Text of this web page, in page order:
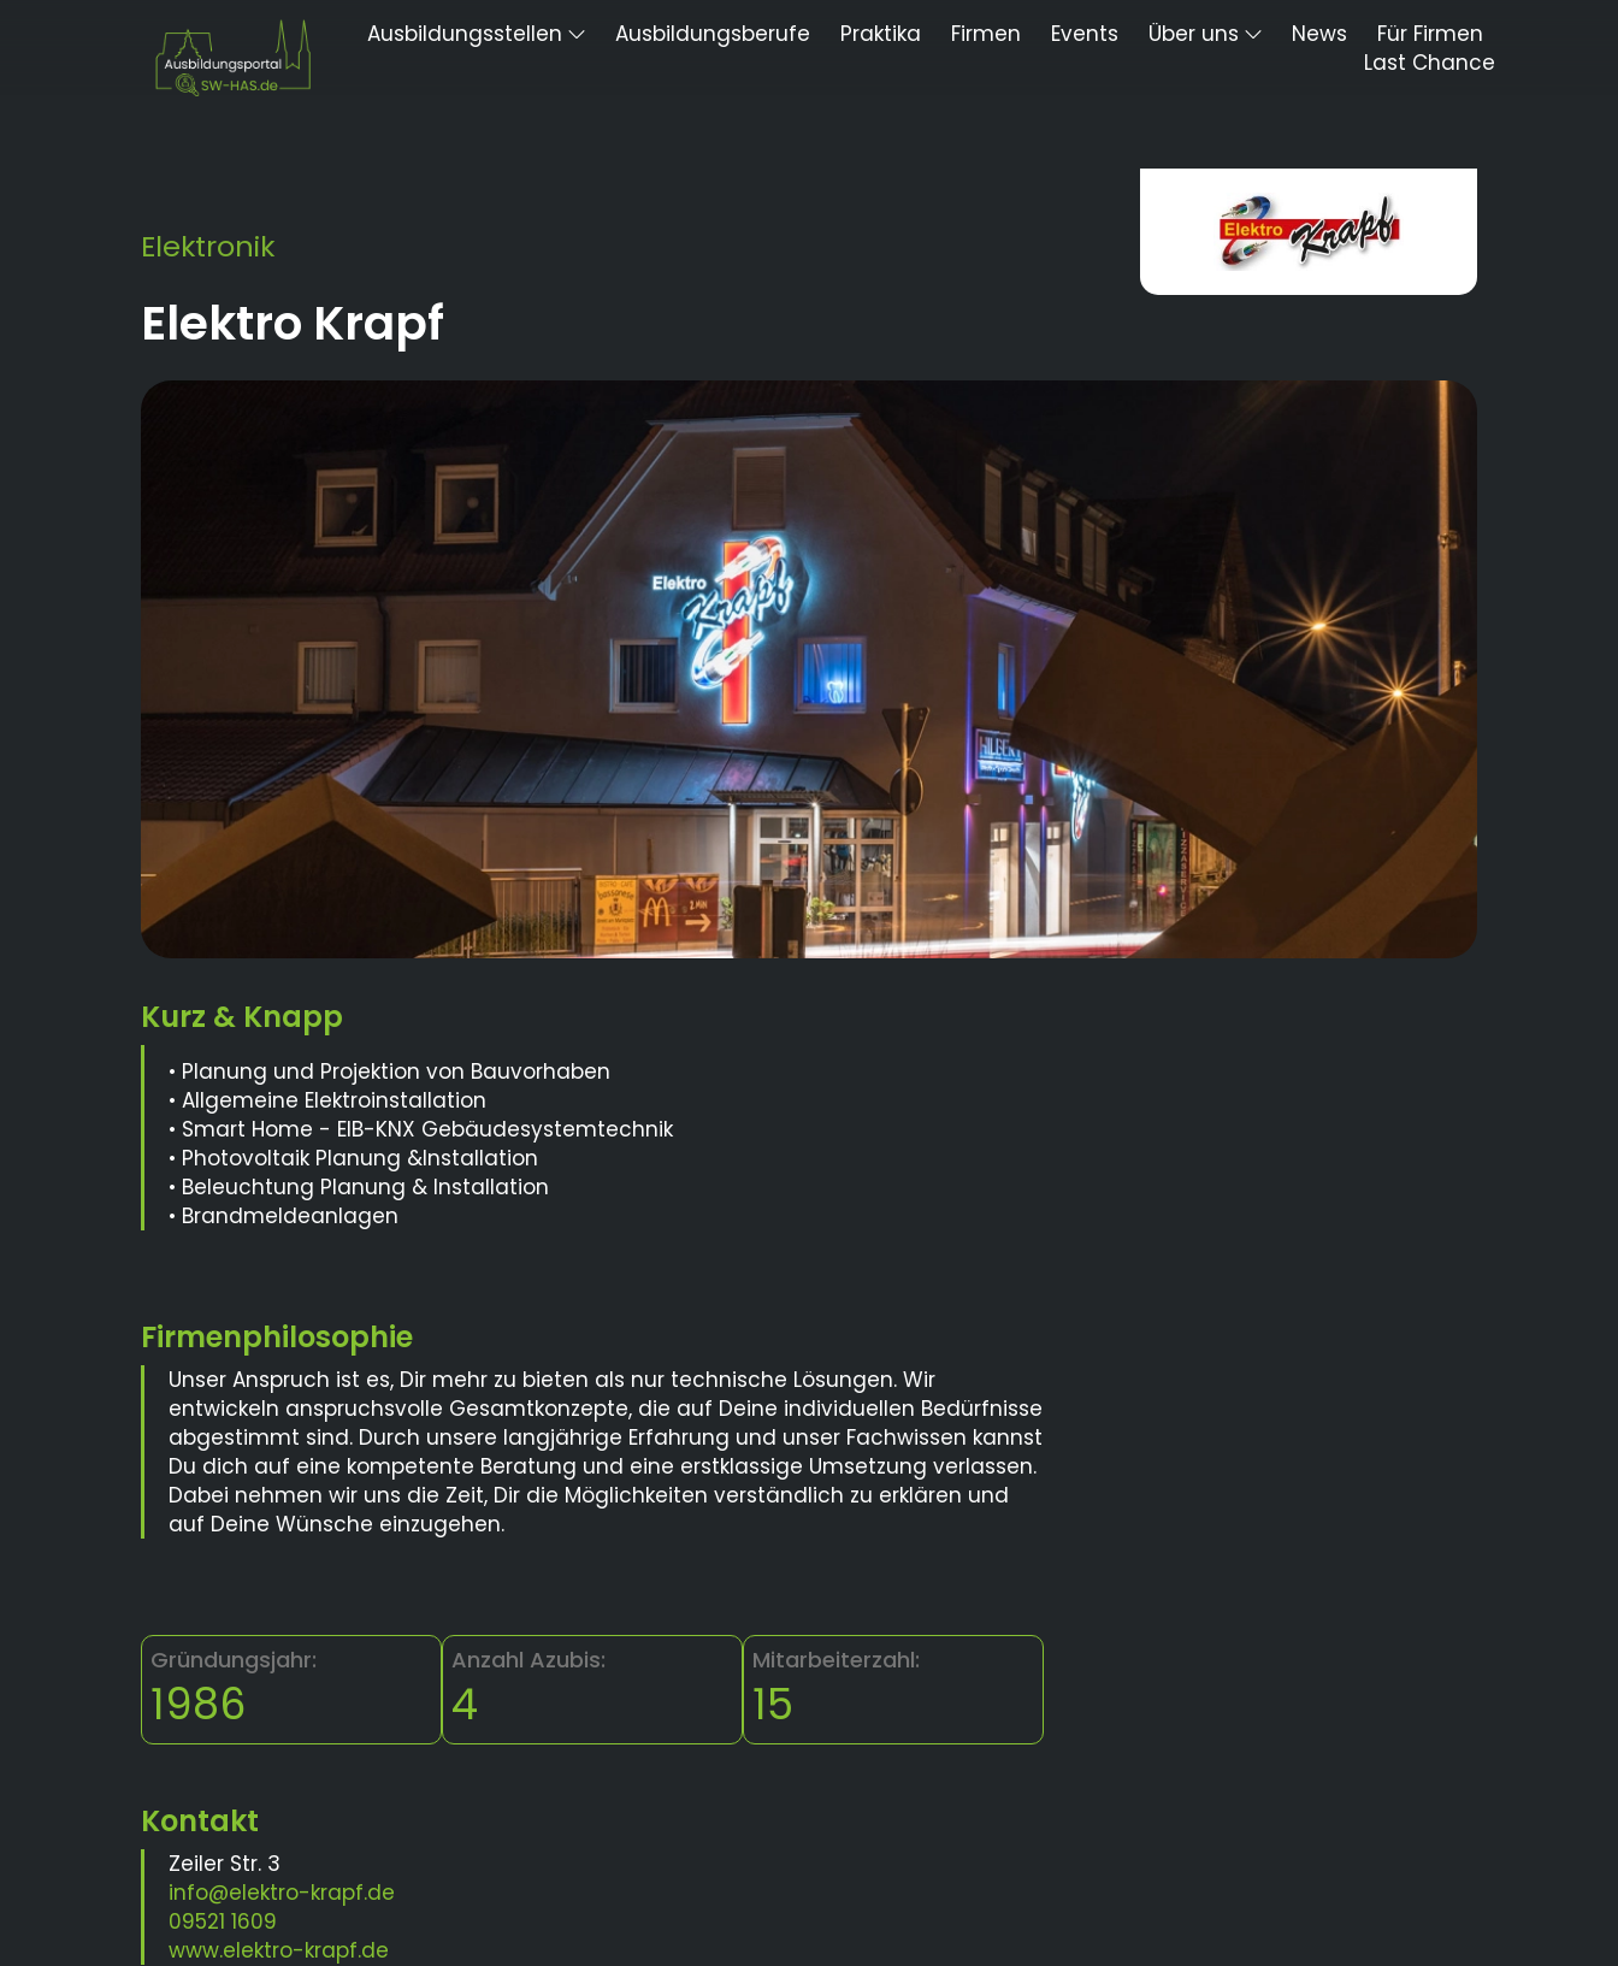
Ausbildungsstellen Ausbildungsberufe Praktika Firmen Events Über uns News
Für Firmen
Last Chance
Elektronik
Elektro Krapf
• Planung und Projektion von Bauvorhaben
• Allgemeine Elektroinstallation
• Smart Home - EIB-KNX Gebäudesystemtechnik
• Photovoltaik Planung &Installation
• Beleuchtung Planung & Installation
• Brandmeldeanlagen
Unser Anspruch ist es, Dir mehr zu bieten als nur technische Lösungen. Wir
entwickeln anspruchsvolle Gesamtkonzepte, die auf Deine individuellen Bedürfnisse
abgestimmt sind. Durch unsere langjährige Erfahrung und unser Fachwissen kannst
Du dich auf eine kompetente Beratung und eine erstklassige Umsetzung verlassen.
Dabei nehmen wir uns die Zeit, Dir die Möglichkeiten verständlich zu erklären und
auf Deine Wünsche einzugehen.
Gründungsjahr:
1986
Anzahl Azubis:
4
Mitarbeiterzahl:
15
Zeiler Str. 3
info@elektro-krapf.de
09521 1609
www.elektro-krapf.de